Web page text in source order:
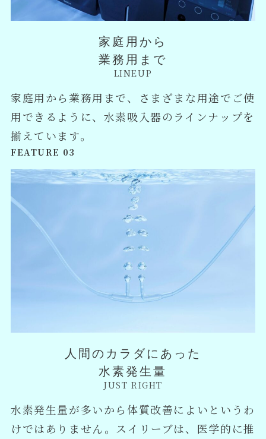
家庭用から
業務用まで
LINEUP
家庭用から業務用まで、さまざまな用途でご使
用できるように、水素吸入器のラインナップを
揃えています。
人間のカラダにあった
水素発生量
JUST RIGHT
水素発生量が多いから体質改善によいというわ
けではありません。スイリーブは、医学的に推